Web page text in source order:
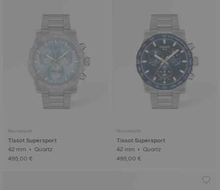
Nouveauté
Tissot Supersport
42 mm • Quartz
495,00 €
Nouveauté
Tissot Supersport
42 mm • Quartz
495,00 €